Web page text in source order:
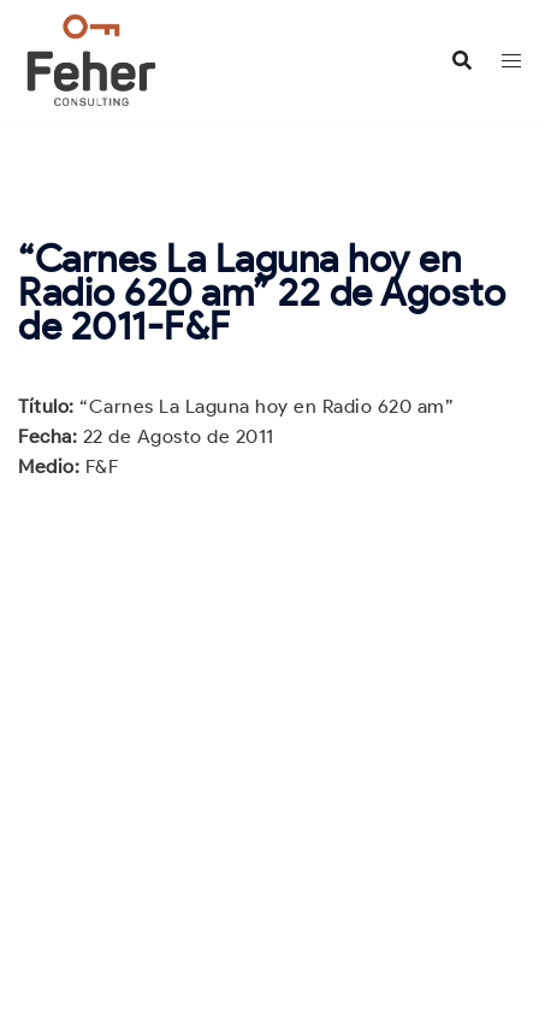
contenido
“Carnes La Laguna hoy en
Radio 620 am” 22 de Agosto
de 2011-F&F
Título: “Carnes La Laguna hoy en Radio 620 am”
Fecha: 22 de Agosto de 2011
Medio: F&F